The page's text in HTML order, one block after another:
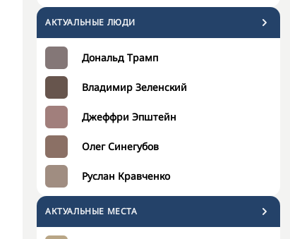
АКТУАЛЬНЫЕ ЛЮДИ
Дональд Трамп
Владимир Зеленский
Джеффри Эпштейн
Олег Синегубов
Руслан Кравченко
АКТУАЛЬНЫЕ МЕСТА